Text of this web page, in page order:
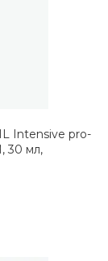
Intensive pro-
30 мл,